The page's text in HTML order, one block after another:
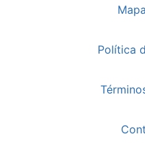
Política